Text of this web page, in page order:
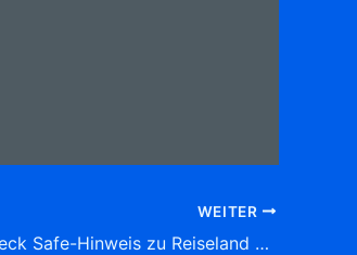
WEITER
TrustCheck Safe-Hinweis zu Reiseland GmbH & Co. KG Schillerplatz 4, (Mitte) 70173 Stuttgart Tel: 0711 1 62 49-20 Reisebüros